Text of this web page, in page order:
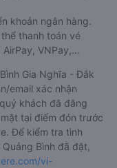
khoản ngân hàng.
thanh toán vé
VNPay,…
Gia Nghĩa - Đắk
email xác nhận
khách đã đăng
tại điểm đón trước
Để kiểm tra tình
Bình đã đặt,
vi-